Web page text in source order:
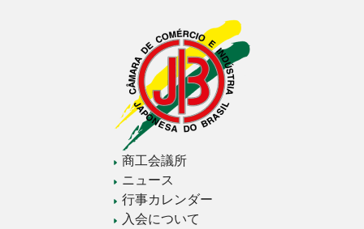
商工会議所
ニュース
行事カレンダー
入会について